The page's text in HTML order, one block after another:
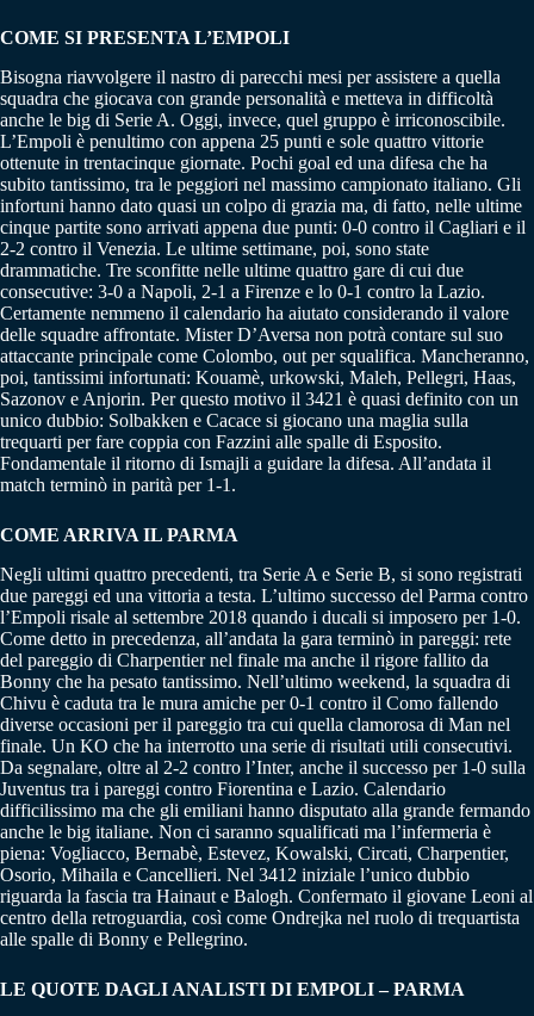
COME SI PRESENTA L’EMPOLI
Bisogna riavvolgere il nastro di parecchi mesi per assistere a quella
squadra che giocava con grande personalità e metteva in difficoltà
anche le big di Serie A. Oggi, invece, quel gruppo è irriconoscibile.
L’Empoli è penultimo con appena 25 punti e sole quattro vittorie
ottenute in trentacinque giornate. Pochi goal ed una difesa che ha
subito tantissimo, tra le peggiori nel massimo campionato italiano. Gli
infortuni hanno dato quasi un colpo di grazia ma, di fatto, nelle ultime
cinque partite sono arrivati appena due punti: 0-0 contro il Cagliari e il
2-2 contro il Venezia. Le ultime settimane, poi, sono state
drammatiche. Tre sconfitte nelle ultime quattro gare di cui due
consecutive: 3-0 a Napoli, 2-1 a Firenze e lo 0-1 contro la Lazio.
Certamente nemmeno il calendario ha aiutato considerando il valore
delle squadre affrontate. Mister D’Aversa non potrà contare sul suo
attaccante principale come Colombo, out per squalifica. Mancheranno,
poi, tantissimi infortunati: Kouamè, urkowski, Maleh, Pellegri, Haas,
Sazonov e Anjorin. Per questo motivo il 3421 è quasi definito con un
unico dubbio: Solbakken e Cacace si giocano una maglia sulla
trequarti per fare coppia con Fazzini alle spalle di Esposito.
Fondamentale il ritorno di Ismajli a guidare la difesa. All’andata il
match terminò in parità per 1-1.
COME ARRIVA IL PARMA
Negli ultimi quattro precedenti, tra Serie A e Serie B, si sono registrati
due pareggi ed una vittoria a testa. L’ultimo successo del Parma contro
l’Empoli risale al settembre 2018 quando i ducali si imposero per 1-0.
Come detto in precedenza, all’andata la gara terminò in pareggi: rete
del pareggio di Charpentier nel finale ma anche il rigore fallito da
Bonny che ha pesato tantissimo. Nell’ultimo weekend, la squadra di
Chivu è caduta tra le mura amiche per 0-1 contro il Como fallendo
diverse occasioni per il pareggio tra cui quella clamorosa di Man nel
finale. Un KO che ha interrotto una serie di risultati utili consecutivi.
Da segnalare, oltre al 2-2 contro l’Inter, anche il successo per 1-0 sulla
Juventus tra i pareggi contro Fiorentina e Lazio. Calendario
difficilissimo ma che gli emiliani hanno disputato alla grande fermando
anche le big italiane. Non ci saranno squalificati ma l’infermeria è
piena: Vogliacco, Bernabè, Estevez, Kowalski, Circati, Charpentier,
Osorio, Mihaila e Cancellieri. Nel 3412 iniziale l’unico dubbio
riguarda la fascia tra Hainaut e Balogh. Confermato il giovane Leoni al
centro della retroguardia, così come Ondrejka nel ruolo di trequartista
alle spalle di Bonny e Pellegrino.
LE QUOTE DAGLI ANALISTI DI EMPOLI – PARMA